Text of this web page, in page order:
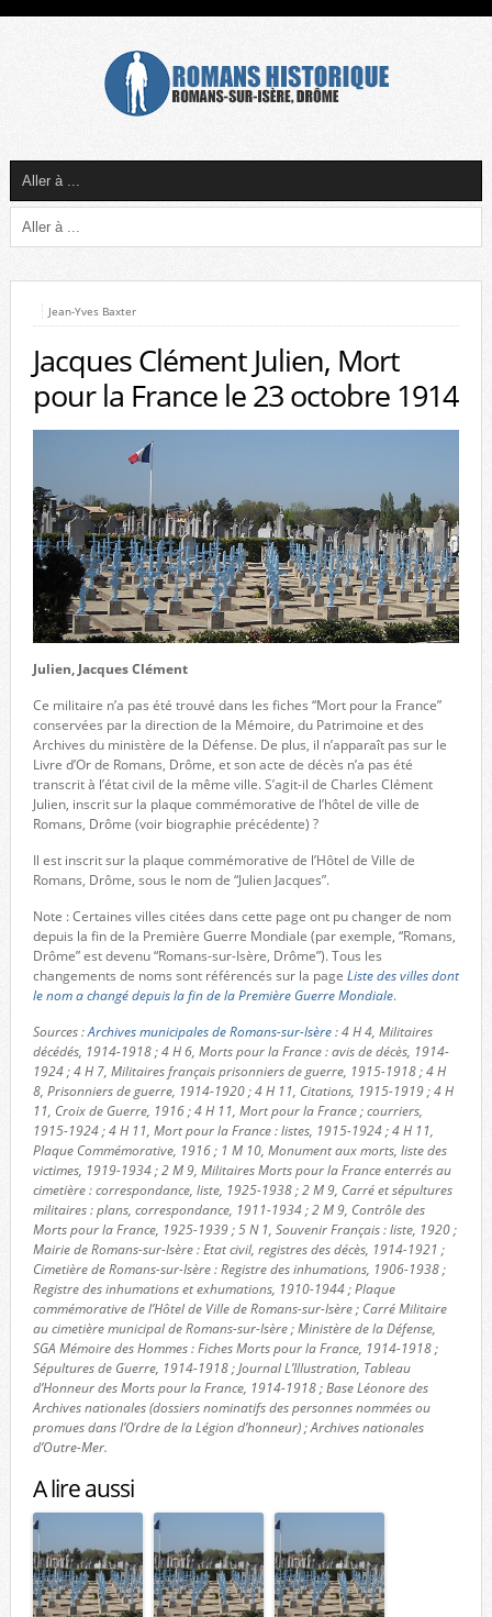
Jean-Yves Baxter
Jacques Clément Julien, Mort
pour la France le 23 octobre 1914
Julien, Jacques Clément
Ce militaire n’a pas été trouvé dans les fiches “Mort pour la France”
conservées par la direction de la Mémoire, du Patrimoine et des
Archives du ministère de la Défense. De plus, il n’apparaît pas sur le
Livre d’Or de Romans, Drôme, et son acte de décès n’a pas été
transcrit à l’état civil de la même ville. S’agit-il de Charles Clément
Julien, inscrit sur la plaque commémorative de l’hôtel de ville de
Romans, Drôme (voir biographie précédente) ?
Il est inscrit sur la plaque commémorative de l’Hôtel de Ville de
Romans, Drôme, sous le nom de “Julien Jacques”.
Note : Certaines villes citées dans cette page ont pu changer de nom
depuis la fin de la Première Guerre Mondiale (par exemple, “Romans,
Drôme” est devenu “Romans-sur-Isère, Drôme”). Tous les
changements de noms sont référencés sur la page Liste des villes dont
le nom a changé depuis la fin de la Première Guerre Mondiale.
Sources :Archives municipales de Romans-sur-Isère: 4 H 4, Militaires
décédés, 1914-1918 ; 4 H 6, Morts pour la France : avis de décès, 1914-
1924 ; 4 H 7, Militaires français prisonniers de guerre, 1915-1918 ; 4 H
8, Prisonniers de guerre, 1914-1920 ; 4 H 11, Citations, 1915-1919 ; 4 H
11, Croix de Guerre, 1916 ; 4 H 11, Mort pour la France ; courriers,
1915-1924 ; 4 H 11, Mort pour la France : listes, 1915-1924 ; 4 H 11,
Plaque Commémorative, 1916 ; 1 M 10, Monument aux morts, liste des
victimes, 1919-1934 ; 2 M 9, Militaires Morts pour la France enterrés au
cimetière : correspondance, liste, 1925-1938 ; 2 M 9, Carré et sépultures
militaires : plans, correspondance, 1911-1934 ; 2 M 9, Contrôle des
Morts pour la France, 1925-1939 ; 5 N 1, Souvenir Français : liste, 1920 ;
Mairie de Romans-sur-Isère : Etat civil, registres des décès, 1914-1921 ;
Cimetière de Romans-sur-Isère : Registre des inhumations, 1906-1938 ;
Registre des inhumations et exhumations, 1910-1944 ; Plaque
commémorative de l’Hôtel de Ville de Romans-sur-Isère ; Carré Militaire
au cimetière municipal de Romans-sur-Isère ; Ministère de la Défense,
SGA Mémoire des Hommes : Fiches Morts pour la France, 1914-1918 ;
Sépultures de Guerre, 1914-1918 ; Journal L’Illustration, Tableau
d’Honneur des Morts pour la France, 1914-1918 ; Base Léonore des
Archives nationales (dossiers nominatifs des personnes nommées ou
promues dans l’Ordre de la Légion d’honneur) ; Archives nationales
d’Outre-Mer.
A lire aussi